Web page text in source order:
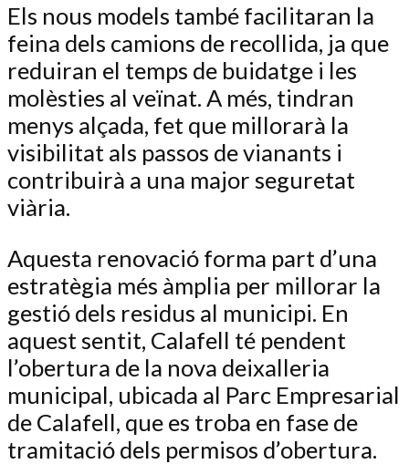
Els nous models també facilitaran la
feina dels camions de recollida, ja que
reduiran el temps de buidatge i les
molèsties al veïnat. A més, tindran
menys alçada, fet que millorarà la
visibilitat als passos de vianants i
contribuirà a una major seguretat
viària.
Aquesta renovació forma part d’una
estratègia més àmplia per millorar la
gestió dels residus al municipi. En
aquest sentit, Calafell té pendent
l’obertura de la nova deixalleria
municipal, ubicada al Parc Empresarial
de Calafell, que es troba en fase de
tramitació dels permisos d’obertura.